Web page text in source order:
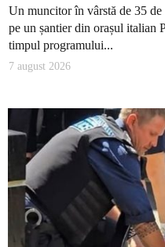
Un muncitor în vârstă de 35
pe un șantier din orașul italian
timpul programului...
7 august 2026